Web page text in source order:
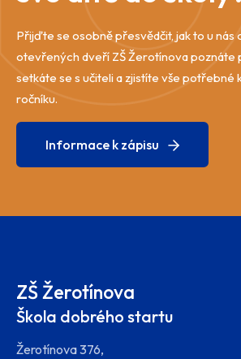
Přijďte se osobně přesvědčit, jak to u nás
otevřených dveří ZŠ Žerotínova poznáte
setkáte se s učiteli a zjistíte vše potřebné
ročníku.
Informace k zápisu
ZŠ Žerotínova
Škola dobrého startu
Žerotínova 376,